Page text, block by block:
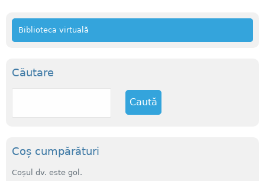
Biblioteca virtuală
Căutare
C
Coș cumpărături
Coșul dv. este gol.